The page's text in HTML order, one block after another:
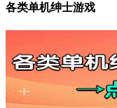
各类单机绅士游戏